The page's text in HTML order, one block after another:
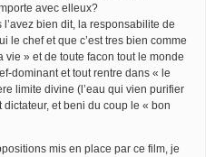
avec elleux?
bien dit, la responsabilite de
le chef et que c’est tres bien comme
vie » et de toute facon tout le monde
dominant et tout rentre dans « le
limite divine (l’eau qui vien purifier
et beni du coup le « bon
mis en place par ce film, je